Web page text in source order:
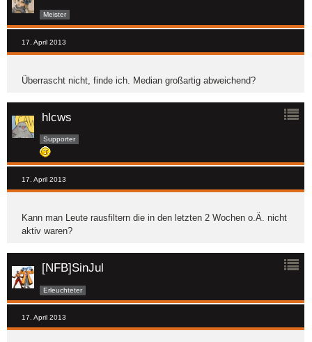
Meister
17. April 2013
Überrascht nicht, finde ich. Median großartig abweichend?
hlcws
Supporter
17. April 2013
Kann man Leute rausfiltern die in den letzten 2 Wochen o.Ä. nicht
aktiv waren?
[NFB]SinJul
Erleuchteter
17. April 2013